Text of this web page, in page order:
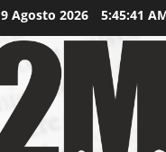
9 Agosto 2026 5:45:42